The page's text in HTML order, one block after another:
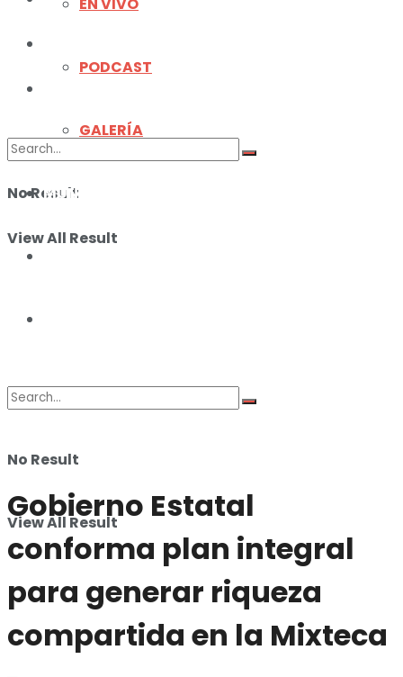
No Result
View All Result
PODCAST
GALERÍA
MUNDO
No Result
View All Result
Gobierno Estatal
conforma plan integral
para generar riqueza
compartida en la Mixteca